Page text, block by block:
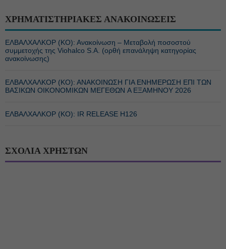
ΧΡΗΜΑΤΙΣΤΗΡΙΑΚΕΣ ΑΝΑΚΟΙΝΩΣΕΙΣ
ΕΛΒΑΛΧΑΛΚΟΡ (ΚΟ): Ανακοίνωση – Μεταβολή ποσοστού
συμμετοχής της Viohalco S.A. (ορθή επανάληψη κατηγορίας
ανακοίνωσης)
ΕΛΒΑΛΧΑΛΚΟΡ (ΚΟ): ΑΝΑΚΟΙΝΩΣΗ ΓΙΑ ΕΝΗΜΕΡΩΣΗ ΕΠΙ ΤΩΝ
ΒΑΣΙΚΩΝ ΟΙΚΟΝΟΜΙΚΩΝ ΜΕΓΕΘΩΝ A ΕΞΑΜΗΝΟΥ 2026
ΕΛΒΑΛΧΑΛΚΟΡ (ΚΟ): IR RELEASE H126
ΣΧΟΛΙΑ ΧΡΗΣΤΩΝ